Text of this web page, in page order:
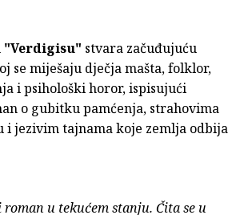
"Verdigisu" stvara začuđujuću
se miješaju dječja mašta, folklor,
i psihološki horor, ispisujući
o gubitku pamćenja, strahovima
i jezivim tajnama koje zemlja odbija
u tekućem stanju. Čita se u